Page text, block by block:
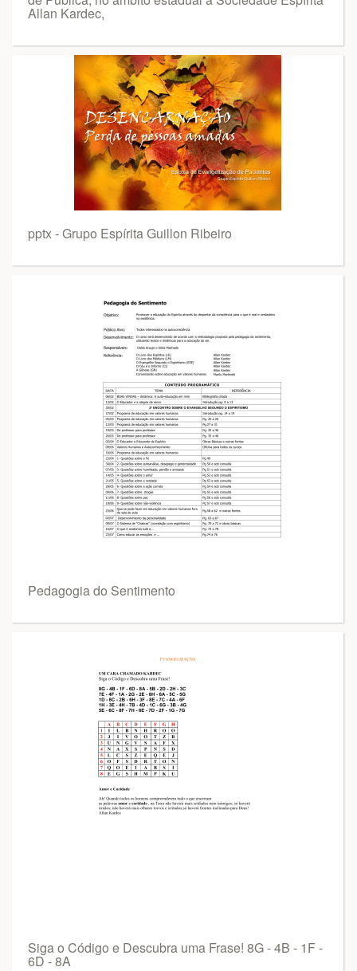
Allan Kardec,
pptx - Grupo Espírita Guillon Ribeiro
Pedagogia do Sentimento
Siga o Código e Descubra uma Frase! 8G - 4B - 1F -
6D - 8A